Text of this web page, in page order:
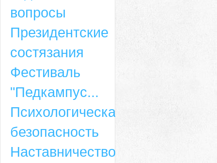
вопросы
Президентские
состязания
Фестиваль
"Педкампус...
Психологическая
безопасность
Наставничество